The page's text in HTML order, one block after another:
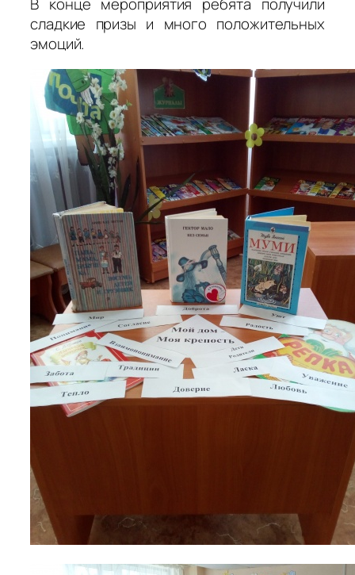
В конце мероприятия ребята получили
сладкие призы и много положительных
эмоций.